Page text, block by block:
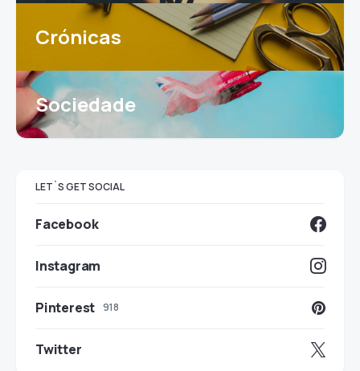
Crónicas
Sociedade
LET`S GET SOCIAL
Facebook
Instagram
Pinterest 918
Twitter